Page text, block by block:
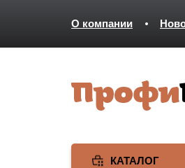
О компании
КАТАЛОГ